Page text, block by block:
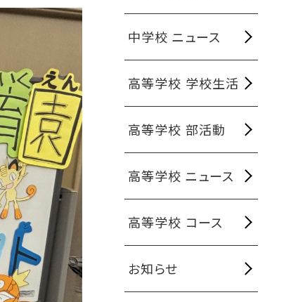
中学校 ニュース
高等学校 学校生活
高等学校 部活動
高等学校 ニュース
高等学校 コース
お知らせ